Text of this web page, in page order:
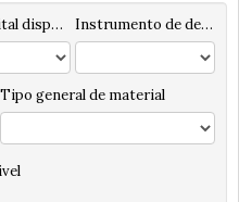
Objeto digital disponibles Instrumento de descripción
Tipo general de material